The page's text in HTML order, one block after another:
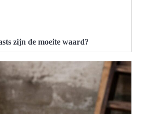
zijn de moeite waard?